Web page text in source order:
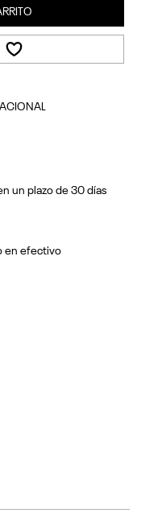
un plazo de 30 días
en efectivo